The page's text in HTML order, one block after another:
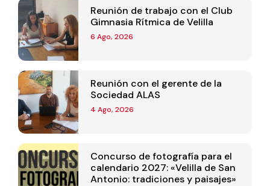
Reunión de trabajo con el Club
Gimnasia Rítmica de Velilla
6 Ago, 2026
Reunión con el gerente de la
Sociedad ALAS
4 Ago, 2026
Concurso de fotografía para el
calendario 2027: «Velilla de San
Antonio: tradiciones y paisajes»